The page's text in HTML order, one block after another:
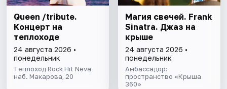
Queen /tribute.
Концерт на
теплоходе
24 августа 2026 •
понедельник
Теплоход Rock Hit Neva
наб. Макарова, 20
Магия свечей. Frank
Sinatra. Джаз на
крыше
24 августа 2026 •
понедельник
Амбассадор:
пространство «Крыша
360»